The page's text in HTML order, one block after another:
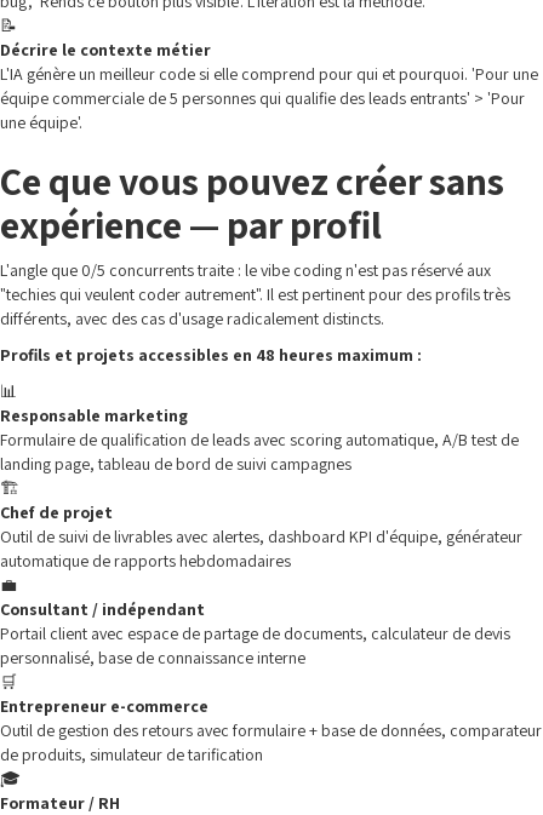
📝
Décrire le contexte métier
L'IA génère un meilleur code si elle comprend pour qui et pourquoi. 'Pour une
équipe commerciale de 5 personnes qui qualifie des leads entrants' > 'Pour
une équipe'.
Ce que vous pouvez créer sans
expérience — par profil
L'angle que 0/5 concurrents traite : le vibe coding n'est pas réservé aux
"techies qui veulent coder autrement". Il est pertinent pour des profils très
différents, avec des cas d'usage radicalement distincts.
Profils et projets accessibles en 48 heures maximum :
📊
Responsable marketing
Formulaire de qualification de leads avec scoring automatique, A/B test de
landing page, tableau de bord de suivi campagnes
🏗️
Chef de projet
Outil de suivi de livrables avec alertes, dashboard KPI d'équipe, générateur
automatique de rapports hebdomadaires
💼
Consultant / indépendant
Portail client avec espace de partage de documents, calculateur de devis
personnalisé, base de connaissance interne
🛒
Entrepreneur e-commerce
Outil de gestion des retours avec formulaire + base de données, comparateur
de produits, simulateur de tarification
🎓
Formateur / RH